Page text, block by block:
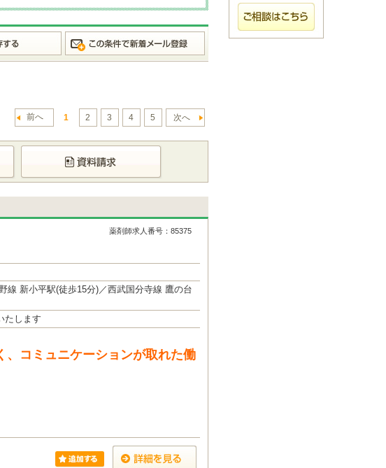
前へ 1 2 3 4 5 次へ
薬剤師求人番号：85375
線 新小平駅(徒歩15分)／西武国分寺線 鷹の台
たします
コミュニケーションが取れた働